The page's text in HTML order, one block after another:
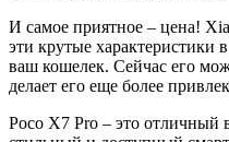
И самое приятное – цена!
эти крутые характеристики
ваш кошелек. Сейчас его
делает его еще более
Poco X7 Pro – это